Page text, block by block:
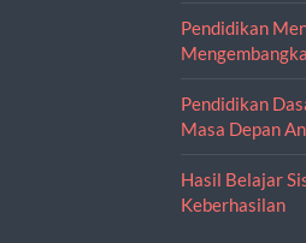
Pendidikan
Pendidikan
Masa Depan
Hasil Belajar
Keberhasilan